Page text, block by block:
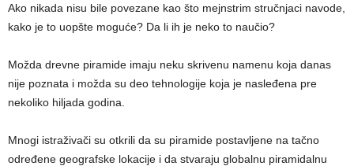
Ako nikada nisu bile povezane kao što mejnstrim stručnjaci navode,
kako je to uopšte moguće? Da li ih je neko to naučio?
Možda drevne piramide imaju neku skrivenu namenu koja danas
nije poznata i možda su deo tehnologije koja je nasleđena pre
nekoliko hiljada godina.
Mnogi istraživači su otkrili da su piramide postavljene na tačno
određene geografske lokacije i da stvaraju globalnu piramidalnu